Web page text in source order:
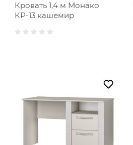
Кровать 1,4 м Монако
КР-13 кашемир